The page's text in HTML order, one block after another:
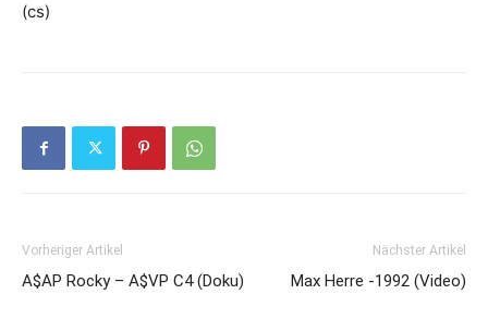
(cs)
Vorheriger Artikel
A$AP Rocky – A$VP C4 (Doku)
Nächster Artikel
Max Herre -1992 (Video)